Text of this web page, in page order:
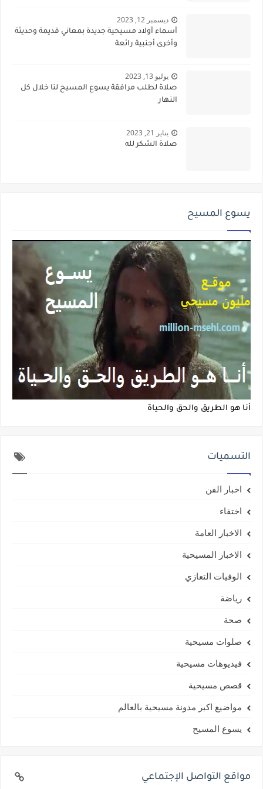
ديسمبر 12, 2023
أسماء أولاد مسيحية جديدة بمعاني قديمة وحديثة
وأخرى أجنبية رائعة
يوليو 13, 2023
صلاة لطلب مرافقة يسوع المسيح لنا خلال كل
النهار
يناير 21, 2023
صلاة الشكر لله
يسوع المسيح
أنا هو الطريق والحق والحياة
التسميات
اخبار الفن
اختفاء
الاخبار العامة
الاخبار المسيحية
الوفيات التعازي
رياضة
صحة
صلوات مسيحية
فيديوهات مسيحية
قصص مسيحية
مواضيع اكبر مدونة مسيحية بالعالم
يسوع المسيح
مواقع التواصل الإجتماعي